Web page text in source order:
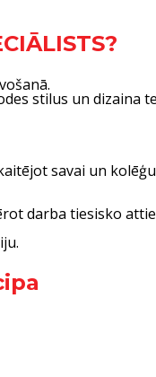
stilus un dizaina
savai un
darba tiesisko